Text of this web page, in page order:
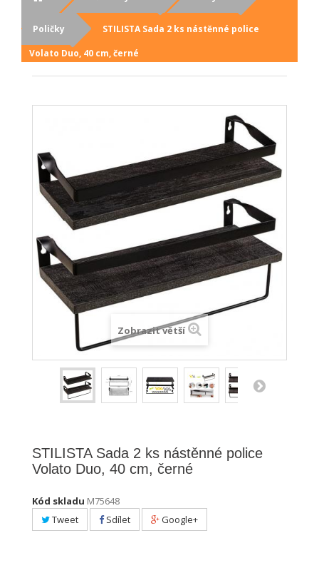
Poličky
STILISTA Sada 2 ks nástěnné police
Volato Duo, 40 cm, černé
Zobrazit větší
STILISTA Sada 2 ks nástěnné police
Volato Duo, 40 cm, černé
Kód skladu M75648
Tweet
Sdílet Google+